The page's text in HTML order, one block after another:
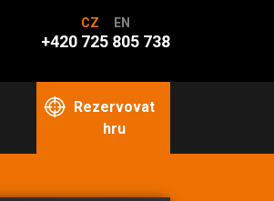
CZ EN
+420 725 805 738
Rezervovat
hru